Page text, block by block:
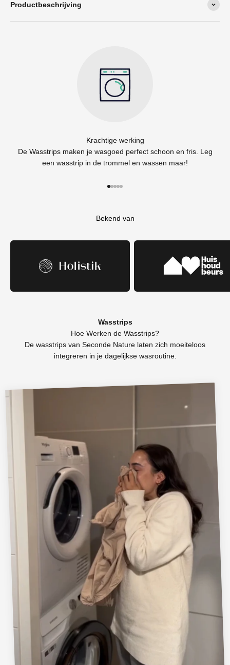
Productbeschrijving
Krachtige werking
De Wasstrips maken je wasgoed perfect schoon en fris. Leg
een wasstrip in de trommel en wassen maar!
Bekend van
Wasstrips
Hoe Werken de Wasstrips?
De wasstrips van Seconde Nature laten zich moeiteloos
integreren in je dagelijkse wasroutine.